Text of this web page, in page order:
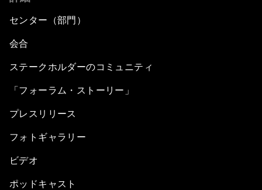
センター（部門）
会合
ステークホルダーのコミュニティ
「フォーラム・ストーリー」
プレスリリース
フォトギャラリー
ビデオ
ポッドキャスト